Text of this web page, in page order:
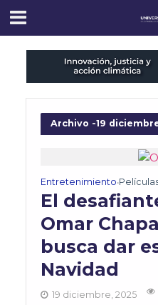
Archivo -19
Entretenimiento•
El
Omar
busca dar
Navidad
19 diciembre, 2025